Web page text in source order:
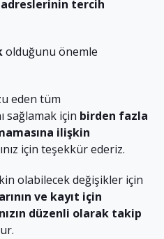
tercih
olduğunu önemle
eden tüm
sağlamak için birden fazla
ilişkin
için teşekkür ederiz.
olabilecek değişikler için
ve kayıt için
düzenli olarak takip